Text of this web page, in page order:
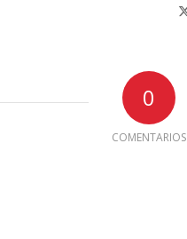
0
COMENTARIOS